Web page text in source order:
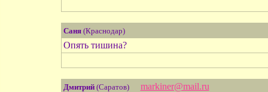
Саня(Краснодар)
Опять тишина?
Дмитрий(Саратов)
markiner@mail.ru